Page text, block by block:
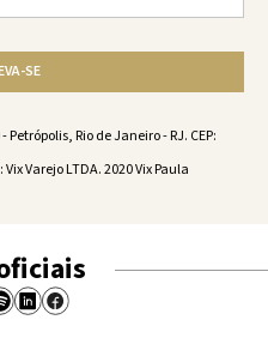
SE
Rio de Janeiro - RJ. CEP:
Varejo LTDA. 2020 Vix Paula